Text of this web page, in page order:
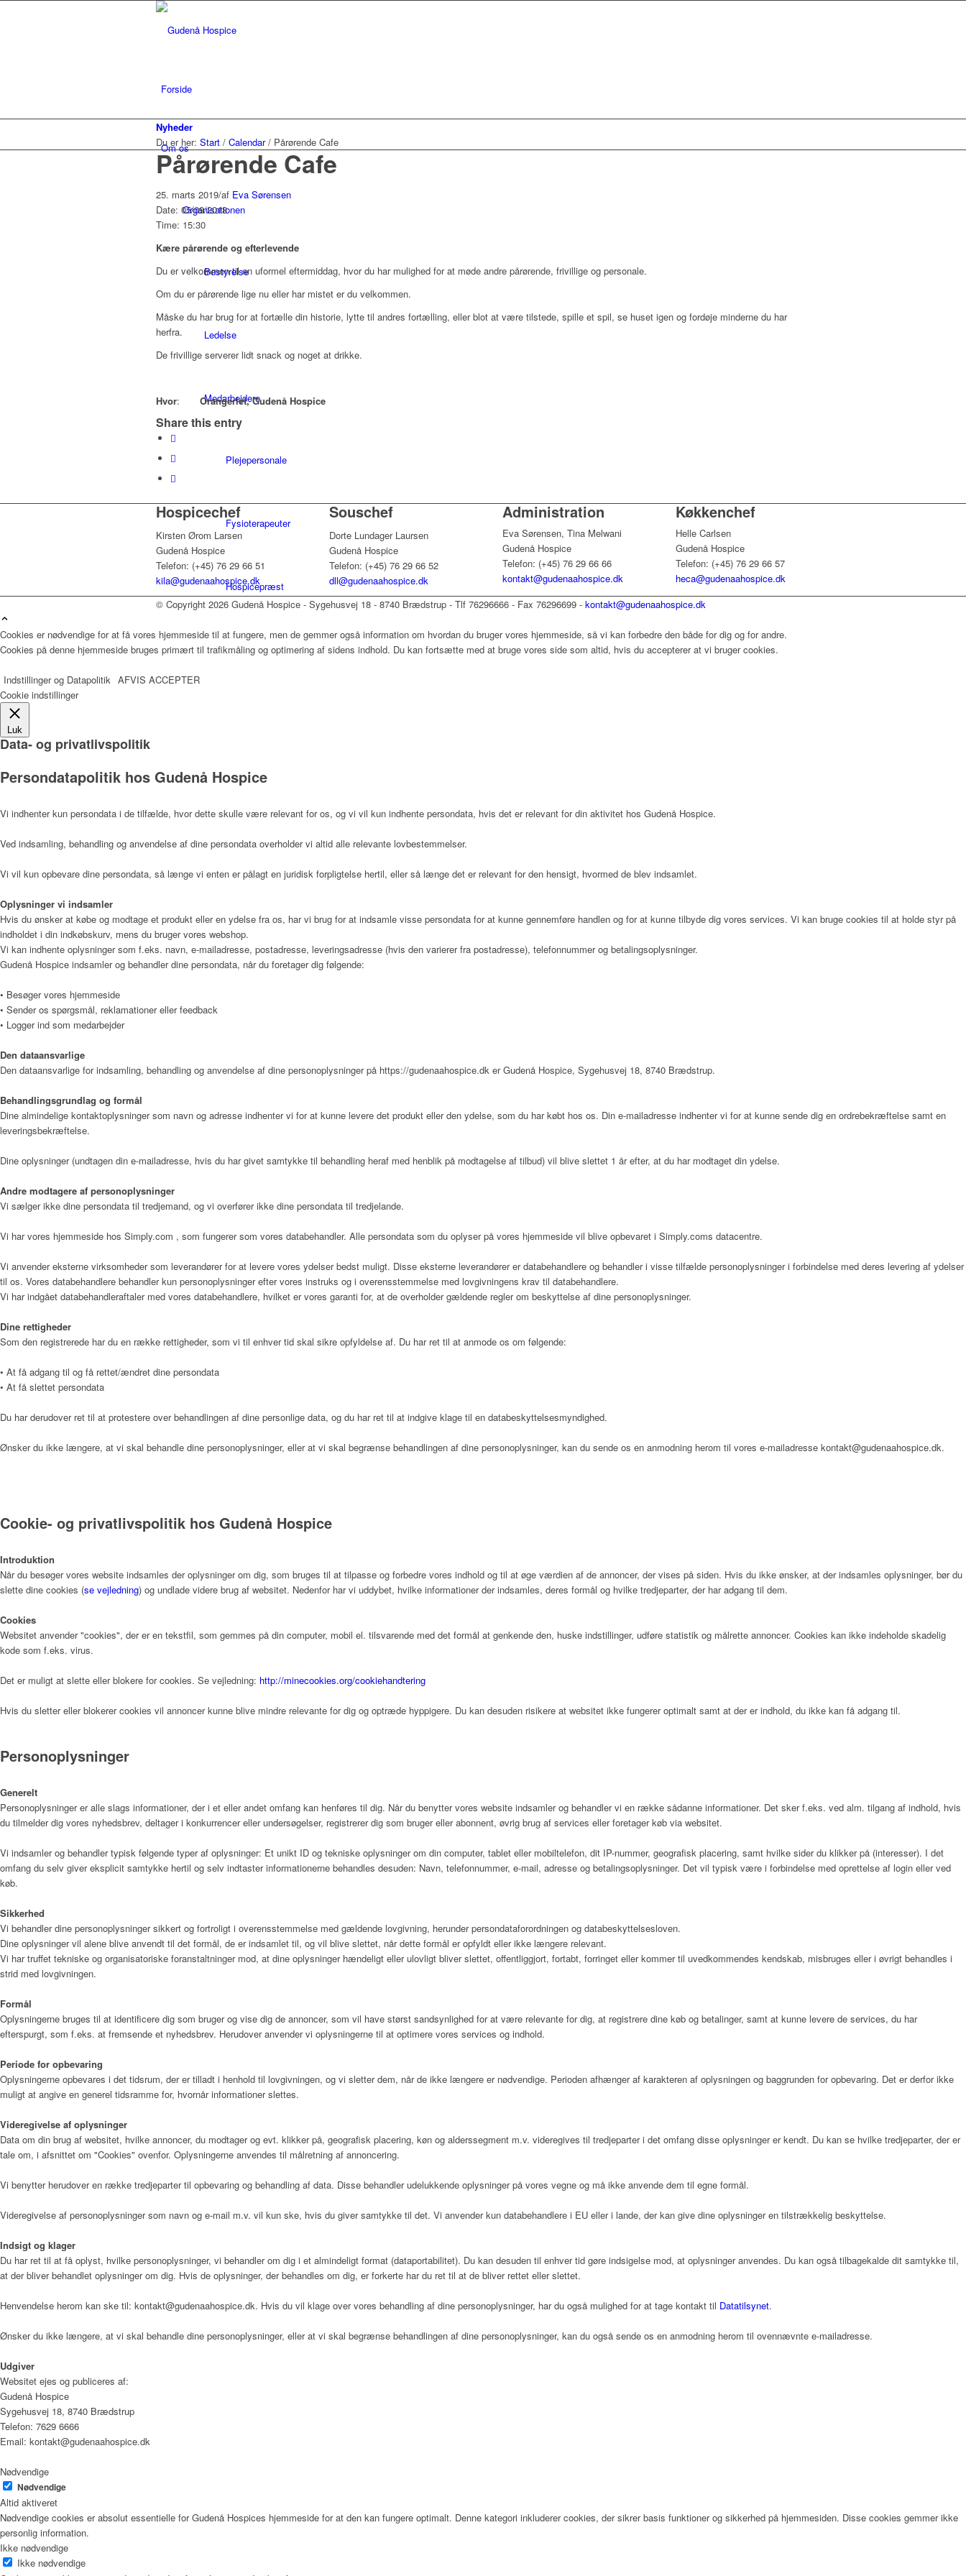
Forside
Om os
Organisationen
Bestyrelse
Ledelse
Medarbejdere
Plejepersonale
Fysioterapeuter
Hospicepræst
Musikterapeut
Pedel
Ergoterapeut og Frivilligkoordinator
Læger
Vedtægter
Kunst
Donationer
Årsrapport 2018 (PDF)
Praktisk information
Frivillig
De frivillige gør en forskel
Frivilligkoordinator
Bliv frivillig
Vagtplan og booking
Nyheder
Du er her: Start / Calendar / Pårørende Cafe
Pårørende Cafe
25. marts 2019/af Eva Sørensen
Date: 05/09/2018
Time: 15:30
Kære pårørende og efterlevende
Du er velkommen til en uformel eftermiddag, hvor du har mulighed for at møde andre pårørende, frivillige og personale.
Om du er pårørende lige nu eller har mistet er du velkommen.
Måske du har brug for at fortælle din historie, lytte til andres fortælling, eller blot at være tilstede, spille et spil, se huset igen og fordøje minderne du har
herfra.
De frivillige serverer lidt snack og noget at drikke.
Hvor: Orangeriet, Gudenå Hospice
Share this entry
Hospicechef
Kirsten Ørom Larsen
Gudenå Hospice
Telefon: (+45) 76 29 66 51
kila@gudenaahospice.dk
Souschef
Dorte Lundager Laursen
Gudenå Hospice
Telefon: (+45) 76 29 66 52
dll@gudenaahospice.dk
Administration
Eva Sørensen, Tina Melwani
Gudenå Hospice
Telefon: (+45) 76 29 66 66
kontakt@gudenaahospice.dk
Køkkenchef
Helle Carlsen
Gudenå Hospice
Telefon: (+45) 76 29 66 57
heca@gudenaahospice.dk
© Copyright 2026 Gudenå Hospice - Sygehusvej 18 - 8740 Brædstrup - Tlf 76296666 - Fax 76296699 - kontakt@gudenaahospice.dk
Cookies er nødvendige for at få vores hjemmeside til at fungere, men de gemmer også information om hvordan du bruger vores hjemmeside, så vi kan forbedre den både for dig og for andre.
Cookies på denne hjemmeside bruges primært til trafikmåling og optimering af sidens indhold. Du kan fortsætte med at bruge vores side som altid, hvis du accepterer at vi bruger cookies.
Indstillinger og Datapolitik AFVIS ACCEPTER
Cookie indstillinger
Luk
Data- og privatlivspolitik
Persondatapolitik hos Gudenå Hospice
Vi indhenter kun persondata i de tilfælde, hvor dette skulle være relevant for os, og vi vil kun indhente persondata, hvis det er relevant for din aktivitet hos Gudenå Hospice.
Ved indsamling, behandling og anvendelse af dine persondata overholder vi altid alle relevante lovbestemmelser.
Vi vil kun opbevare dine persondata, så længe vi enten er pålagt en juridisk forpligtelse hertil, eller så længe det er relevant for den hensigt, hvormed de blev indsamlet.
Oplysninger vi indsamler
Hvis du ønsker at købe og modtage et produkt eller en ydelse fra os, har vi brug for at indsamle visse persondata for at kunne gennemføre handlen og for at kunne tilbyde dig vores services. Vi kan bruge cookies til at holde styr på
indholdet i din indkøbskurv, mens du bruger vores webshop.
Vi kan indhente oplysninger som f.eks. navn, e-mailadresse, postadresse, leveringsadresse (hvis den varierer fra postadresse), telefonnummer og betalingsoplysninger.
Gudenå Hospice indsamler og behandler dine persondata, når du foretager dig følgende:
• Besøger vores hjemmeside
• Sender os spørgsmål, reklamationer eller feedback
• Logger ind som medarbejder
Den dataansvarlige
Den dataansvarlige for indsamling, behandling og anvendelse af dine personoplysninger på https://gudenaahospice.dk erGudenå Hospice, Sygehusvej 18, 8740 Brædstrup.
Behandlingsgrundlag og formål
Dine almindelige kontaktoplysninger som navn og adresse indhenter vi for at kunne levere det produkt eller den ydelse, som du har købt hos os. Din e-mailadresse indhenter vi for at kunne sende dig en ordrebekræftelse samt en
leveringsbekræftelse.
Dine oplysninger (undtagen din e-mailadresse, hvis du har givet samtykke til behandling heraf med henblik på modtagelse af tilbud) vil blive slettet 1 år efter, at du har modtaget din ydelse.
Andre modtagere af personoplysninger
Vi sælger ikke dine persondata til tredjemand, og vi overfører ikke dine persondata til tredjelande.
Vi har vores hjemmeside hos Simply.com , som fungerer som vores databehandler. Alle persondata som du oplyser på vores hjemmeside vil blive opbevaret i Simply.coms datacentre.
Vi anvender eksterne virksomheder som leverandører for at levere vores ydelser bedst muligt. Disse eksterne leverandører er databehandlere og behandler i visse tilfælde personoplysninger i forbindelse med deres levering af ydelser
til os. Vores databehandlere behandler kun personoplysninger efter vores instruks og i overensstemmelse med lovgivningens krav til databehandlere.
Vi har indgået databehandleraftaler med vores databehandlere, hvilket er vores garanti for, at de overholder gældende regler om beskyttelse af dine personoplysninger.
Dine rettigheder
Som den registrerede har du en række rettigheder, som vi til enhver tid skal sikre opfyldelse af. Du har ret til at anmode os om følgende:
• At få adgang til og få rettet/ændret dine persondata
• At få slettet persondata
Du har derudover ret til at protestere over behandlingen af dine personlige data, og du har ret til at indgive klage til en databeskyttelsesmyndighed.
Ønsker du ikke længere, at vi skal behandle dine personoplysninger, eller at vi skal begrænse behandlingen af dine personoplysninger, kan du sende os en anmodning herom til vores e-mailadresse kontakt@gudenaahospice.dk.
Cookie- og privatlivspolitik hos Gudenå Hospice
Introduktion
Når du besøger vores website indsamles der oplysninger om dig, som bruges til at tilpasse og forbedre vores indhold og til at øge værdien af de annoncer, der vises på siden. Hvis du ikke ønsker, at der indsamles oplysninger, bør du
slette dine cookies (se vejledning) og undlade videre brug af websitet. Nedenfor har vi uddybet, hvilke informationer der indsamles, deres formål og hvilke tredjeparter, der har adgang til dem.
Cookies
Websitet anvender "cookies", der er en tekstfil, som gemmes på din computer, mobil el. tilsvarende med det formål at genkende den, huske indstillinger, udføre statistik og målrette annoncer. Cookies kan ikke indeholde skadelig
kode som f.eks. virus.
Det er muligt at slette eller blokere for cookies. Se vejledning: http://minecookies.org/cookiehandtering
Hvis du sletter eller blokerer cookies vil annoncer kunne blive mindre relevante for dig og optræde hyppigere. Du kan desuden risikere at websitet ikke fungerer optimalt samt at der er indhold, du ikke kan få adgang til.
Personoplysninger
Generelt
Personoplysninger er alle slags informationer, der i et eller andet omfang kan henføres til dig. Når du benytter vores website indsamler og behandler vi en række sådanne informationer. Det sker f.eks. ved alm. tilgang af indhold, hvis
du tilmelder dig vores nyhedsbrev, deltager i konkurrencer eller undersøgelser, registrerer dig som bruger eller abonnent, øvrig brug af services eller foretager køb via websitet.
Vi indsamler og behandler typisk følgende typer af oplysninger: Et unikt ID og tekniske oplysninger om din computer, tablet eller mobiltelefon, dit IP-nummer, geografisk placering, samt hvilke sider du klikker på (interesser). I det
omfang du selv giver eksplicit samtykke hertil og selv indtaster informationerne behandles desuden: Navn, telefonnummer, e-mail, adresse og betalingsoplysninger. Det vil typisk være i forbindelse med oprettelse af login eller ved
køb.
Sikkerhed
Vi behandler dine personoplysninger sikkert og fortroligt i overensstemmelse med gældende lovgivning, herunder persondataforordningen og databeskyttelsesloven.
Dine oplysninger vil alene blive anvendt til det formål, de er indsamlet til, og vil blive slettet, når dette formål er opfyldt eller ikke længere relevant.
Vi har truffet tekniske og organisatoriske foranstaltninger mod, at dine oplysninger hændeligt eller ulovligt bliver slettet, offentliggjort, fortabt, forringet eller kommer til uvedkommendes kendskab, misbruges eller i øvrigt behandles i
strid med lovgivningen.
Formål
Oplysningerne bruges til at identificere dig som bruger og vise dig de annoncer, som vil have størst sandsynlighed for at være relevante for dig, at registrere dine køb og betalinger, samt at kunne levere de services, du har
efterspurgt, som f.eks. at fremsende et nyhedsbrev. Herudover anvender vi oplysningerne til at optimere vores services og indhold.
Periode for opbevaring
Oplysningerne opbevares i det tidsrum, der er tilladt i henhold til lovgivningen, og vi sletter dem, når de ikke længere er nødvendige. Perioden afhænger af karakteren af oplysningen og baggrunden for opbevaring. Det er derfor ikke
muligt at angive en generel tidsramme for, hvornår informationer slettes.
Videregivelse af oplysninger
Data om din brug af websitet, hvilke annoncer, du modtager og evt. klikker på, geografisk placering, køn og alderssegment m.v. videregives til tredjeparter i det omfang disse oplysninger er kendt. Du kan se hvilke tredjeparter, der er
tale om, i afsnittet om "Cookies" ovenfor. Oplysningerne anvendes til målretning af annoncering.
Vi benytter herudover en række tredjeparter til opbevaring og behandling af data. Disse behandler udelukkende oplysninger på vores vegne og må ikke anvende dem til egne formål.
Videregivelse af personoplysninger som navn og e-mail m.v. vil kun ske, hvis du giver samtykke til det. Vi anvender kun databehandlere i EU eller i lande, der kan give dine oplysninger en tilstrækkelig beskyttelse.
Indsigt og klager
Du har ret til at få oplyst, hvilke personoplysninger, vi behandler om dig i et almindeligt format (dataportabilitet). Du kan desuden til enhver tid gøre indsigelse mod, at oplysninger anvendes. Du kan også tilbagekalde dit samtykke til,
at der bliver behandlet oplysninger om dig. Hvis de oplysninger, der behandles om dig, er forkerte har du ret til at de bliver rettet eller slettet.
Henvendelse herom kan ske til: kontakt@gudenaahospice.dk. Hvis du vil klage over vores behandling af dine personoplysninger, har du også mulighed for at tage kontakt til Datatilsynet.
Ønsker du ikke længere, at vi skal behandle dine personoplysninger, eller at vi skal begrænse behandlingen af dine personoplysninger, kan du også sende os en anmodning herom til ovennævnte e-mailadresse.
Udgiver
Websitet ejes og publiceres af:
Gudenå Hospice
Sygehusvej 18, 8740 Brædstrup
Telefon: 7629 6666
Email: kontakt@gudenaahospice.dk
Nødvendige
Nødvendige
Altid aktiveret
Nødvendige cookies er absolut essentielle for Gudenå Hospices hjemmeside for at den kan fungere optimalt. Denne kategori inkluderer cookies, der sikrer basis funktioner og sikkerhed på hjemmesiden. Disse cookies gemmer ikke
personlig information.
Ikke nødvendige
Ikke nødvendige